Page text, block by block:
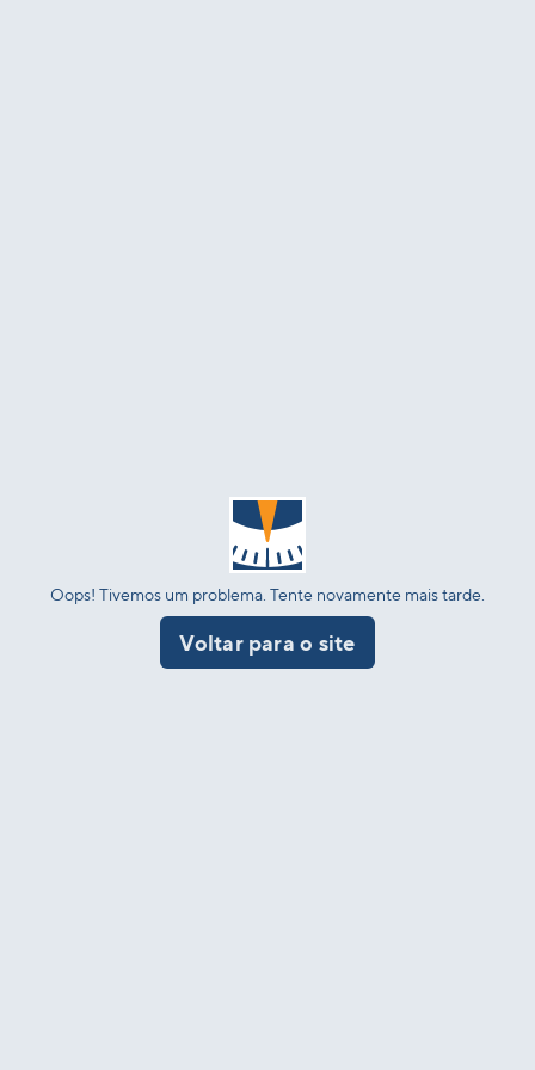
Oops! Tivemos um problema. Tente novamente mais tarde.
Voltar para o site